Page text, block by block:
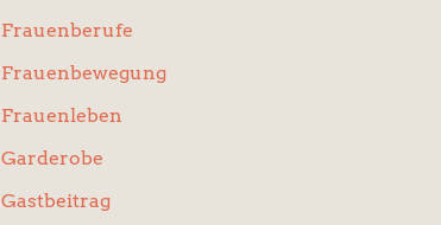
Frauenberufe
Frauenbewegung
Frauenleben
Garderobe
Gastbeitrag